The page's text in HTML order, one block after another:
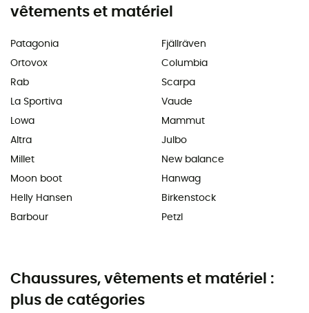
vêtements et matériel
Patagonia
Ortovox
Rab
La Sportiva
Lowa
Altra
Millet
Moon boot
Helly Hansen
Barbour
Fjällräven
Columbia
Scarpa
Vaude
Mammut
Julbo
New balance
Hanwag
Birkenstock
Petzl
Chaussures, vêtements et matériel :
plus de catégories